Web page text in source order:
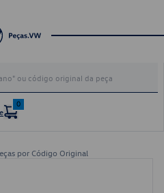
0
por Código Original